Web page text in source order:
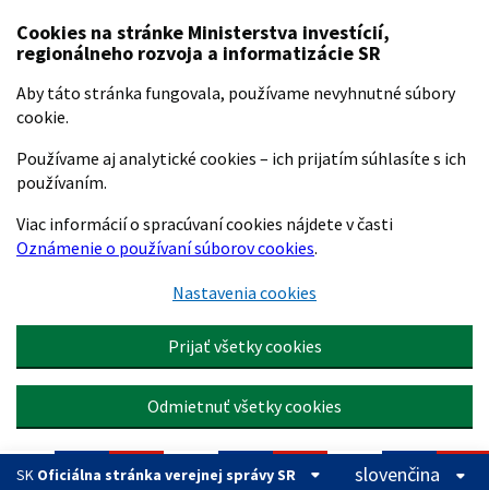
Preskočiť na hlavný obsah
Cookies na stránke Ministerstva investícií,
regionálneho rozvoja a informatizácie SR
Aby táto stránka fungovala, používame nevyhnutné súbory
cookie.
Používame aj analytické cookies – ich prijatím súhlasíte s ich
používaním.
Viac informácií o spracúvaní cookies nájdete v časti
Oznámenie o používaní súborov cookies.
Nastavenia cookies
Prijať všetky cookies
Odmietnuť všetky cookies
SK Oficiálna stránka verejnej správy SR slovenčina